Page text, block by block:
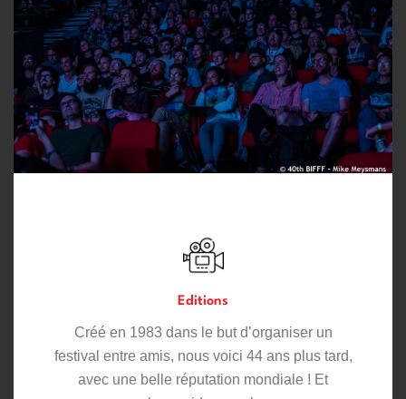
Editions
Créé en 1983 dans le but d’organiser un
festival entre amis, nous voici 44 ans plus tard,
avec une belle réputation mondiale ! Et